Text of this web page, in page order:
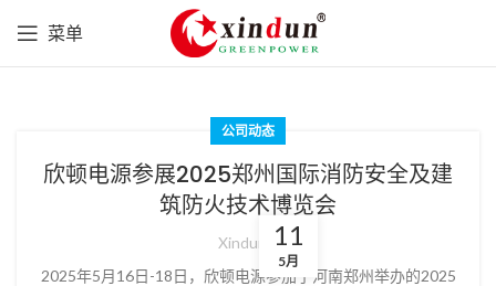
菜单
公司动态
欣顿电源参展2025郑州国际消防安全及建
筑防火技术博览会
Xindun
2025年5月16日-18日，欣顿电源参加了河南郑州举办的2025
11
5月